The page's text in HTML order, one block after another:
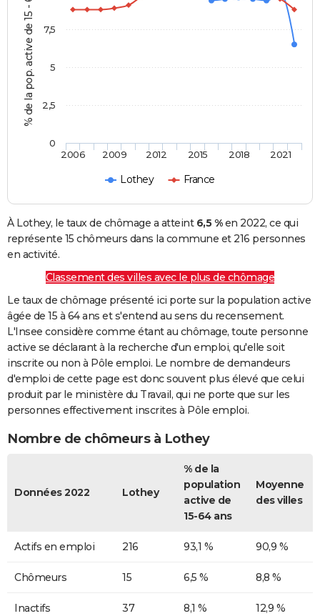
% de la pop. active de 15 - 64 ans
Lothey France
2006 2009 2012 2015 2018 2021
0
2,5
5
7,5
À Lothey, le taux de chômage a atteint 6,5 %en 2022, ce qui
représente 15 chômeurs dans la commune et 216 personnes
en activité.
Classement des villes avec le plus de chômage
Le taux de chômage présenté ici porte sur la population active
âgée de 15 à 64 ans et s'entend au sens du recensement.
L'Insee considère comme étant au chômage, toute personne
active se déclarant à la recherche d'un emploi, qu'elle soit
inscrite ou non à Pôle emploi. Le nombre de demandeurs
d'emploi de cette page est donc souvent plus élevé que celui
produit par le ministère du Travail, qui ne porte que sur les
personnes effectivement inscrites à Pôle emploi.
Nombre de chômeurs à Lothey
Données 2022 Lothey
% de la
population
active de
15-64 ans
Moyenne
des villes
Actifs en emploi 216 93,1 % 90,9 %
Chômeurs 15 6,5 % 8,8 %
Inactifs 37 8,1 % 12,9 %